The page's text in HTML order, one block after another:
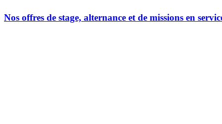
Nos offres de stage, alternance et de missions en